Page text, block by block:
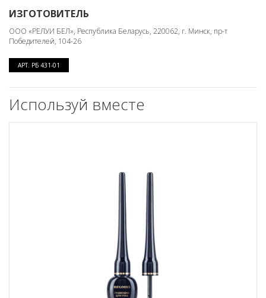
ИЗГОТОВИТЕЛЬ
ООО «РЕЛУИ БЕЛ», Республика Беларусь, 220062, г. Минск, пр-т
Победителей, 104-26
АРТ. РБ 431-01
Используй вместе